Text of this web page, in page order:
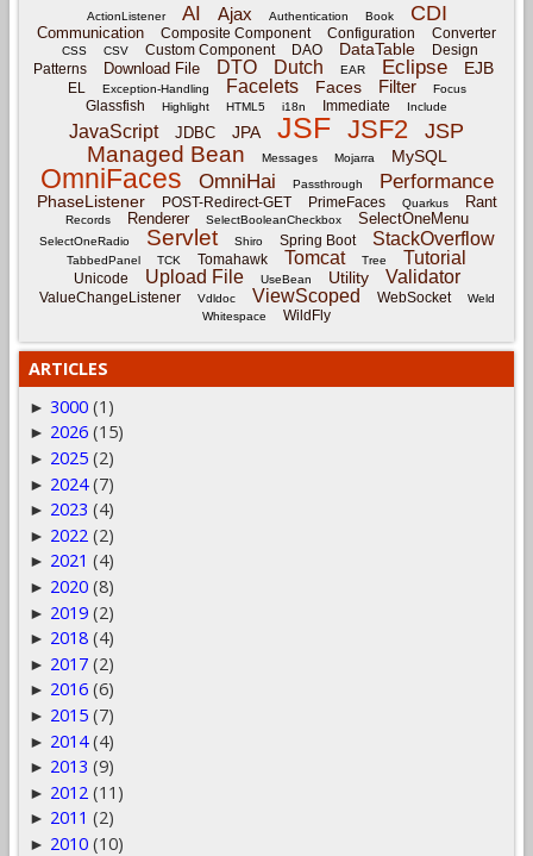
ActionListener AI Ajax Authentication Book CDI
Communication Composite Component Configuration Converter
CSS CSV Custom Component DAO DataTable
Design
Patterns
Download File DTO Dutch EAR Eclipse EJB
EL Exception-Handling Facelets Faces Filter Focus
Glassfish Highlight HTML5 i18n Immediate Include
JavaScript JDBC JPA JSF JSF2 JSP
Managed Bean Messages Mojarra MySQL
OmniFaces OmniHai Passthrough Performance
PhaseListener POST-Redirect-GET PrimeFaces Quarkus Rant
Records Renderer SelectBooleanCheckbox SelectOneMenu
SelectOneRadio Servlet Shiro Spring Boot StackOverflow
TabbedPanel TCK Tomahawk Tomcat Tree Tutorial
Unicode Upload File UseBean Utility Validator
ValueChangeListener Vdldoc ViewScoped WebSocket
Weld
Whitespace
WildFly
ARTICLES
► 3000 (1)
► 2026 (15)
► 2025 (2)
► 2024 (7)
► 2023 (4)
► 2022 (2)
► 2021 (4)
► 2020 (8)
► 2019 (2)
► 2018 (4)
► 2017 (2)
► 2016 (6)
► 2015 (7)
► 2014 (4)
► 2013 (9)
► 2012 (11)
► 2011 (2)
► 2010 (10)